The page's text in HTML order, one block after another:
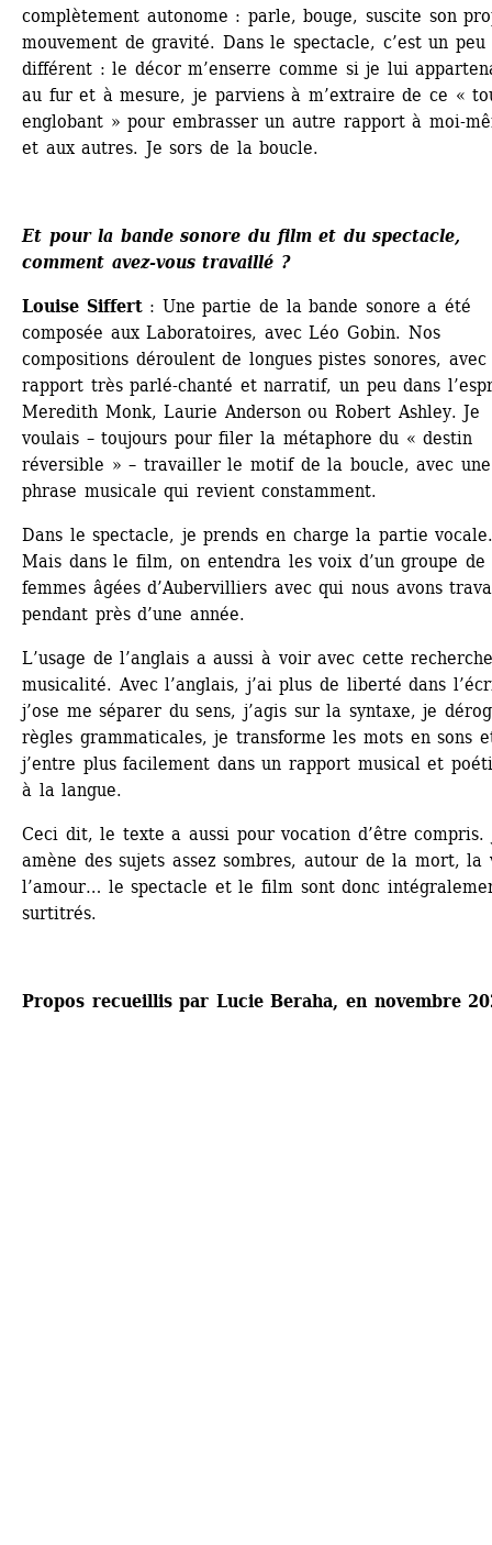
complètement autonome : parle, bouge, suscite son
mouvement de gravité. Dans le spectacle, c’est un peu
différent : le décor m’enserre comme si je lui
au fur et à mesure, je parviens à m’extraire de ce «
englobant » pour embrasser un autre rapport à moi-
et aux autres. Je sors de la boucle.
Et pour la bande sonore du film et du spectacle,
comment avez-vous travaillé ?
Louise Siffert: Une partie de la bande sonore a été
composée aux Laboratoires, avec Léo Gobin. Nos
compositions déroulent de longues pistes sonores, avec
rapport très parlé-chanté et narratif, un peu dans
Meredith Monk, Laurie Anderson ou Robert Ashley. Je
voulais – toujours pour filer la métaphore du « destin
réversible » – travailler le motif de la boucle, avec une
phrase musicale qui revient constamment.
Dans le spectacle, je prends en charge la partie
Mais dans le film, on entendra les voix d’un groupe de
femmes âgées d’Aubervilliers avec qui nous avons
pendant près d’une année.
L’usage de l’anglais a aussi à voir avec cette
musicalité. Avec l’anglais, j’ai plus de liberté dans
j’ose me séparer du sens, j’agis sur la syntaxe, je
règles grammaticales, je transforme les mots en sons
j’entre plus facilement dans un rapport musical et
à la langue.
Ceci dit, le texte a aussi pour vocation d’être compris.
amène des sujets assez sombres, autour de la mort, la
l’amour… le spectacle et le film sont donc
surtitrés.
Propos recueillis par Lucie Beraha, en novembre